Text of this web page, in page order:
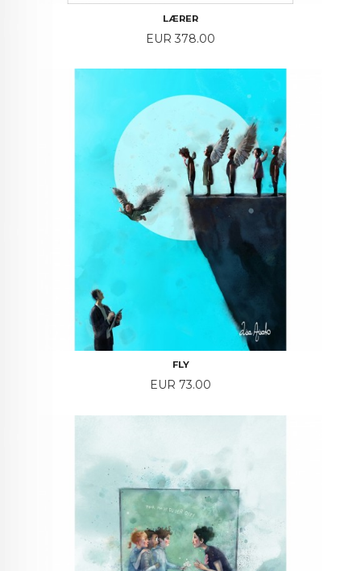
LÆRER
Price
EUR 378.00
FLY
Price
EUR 73.00